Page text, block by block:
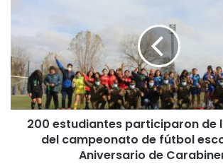
s
t
u
d
i
200 estudiantes participaron de
del campeonato de fútbol
Aniversario de